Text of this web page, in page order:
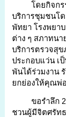
โดยกิจกร
บริการชุมชนโ
พัทยา โรงพยา
ต่าง ๆ สภาทน
บริการตรวจสุ
ประกอบแว่น เ
พันได้ร่วมงาน
ยกย่องให้คุณพ่
ขอรำลึก
ชวนผู้มีจิตศรัท